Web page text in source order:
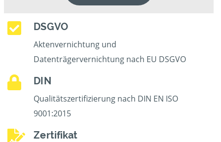
DSGVO
Aktenvernichtung und
Datenträgervernichtung nach EU DSGVO
DIN
Qualitätszertifizierung nach DIN EN ISO
9001:2015
Zertifikat